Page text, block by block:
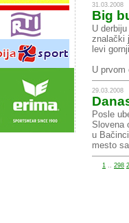
31.03.2008
Big
U
znalački
levi
U prvom
29.03.2008
Posle
Slovena
u
mesto
1 .. 298